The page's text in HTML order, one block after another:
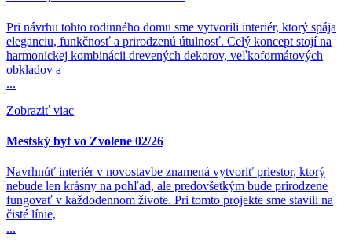
Pri návrhu tohto rodinného domu sme vytvorili interiér, ktorý spája
eleganciu, funkčnosť a prirodzenú útulnosť. Celý koncept stojí na
harmonickej kombinácii drevených dekorov, veľkoformátových
obkladov a
...
Zobraziť viac
Mestský byt vo Zvolene 02/26
Navrhnúť interiér v novostavbe znamená vytvoriť priestor, ktorý
nebude len krásny na pohľad, ale predovšetkým bude prirodzene
fungovať v každodennom živote. Pri tomto projekte sme stavili na
čisté línie,
...